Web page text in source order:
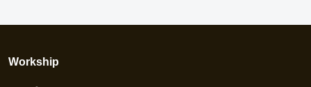
Workship